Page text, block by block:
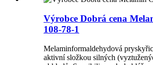
Výrobce Dobrá cena
108-78-1
Melaminformaldehydová
aktivní složkou silných